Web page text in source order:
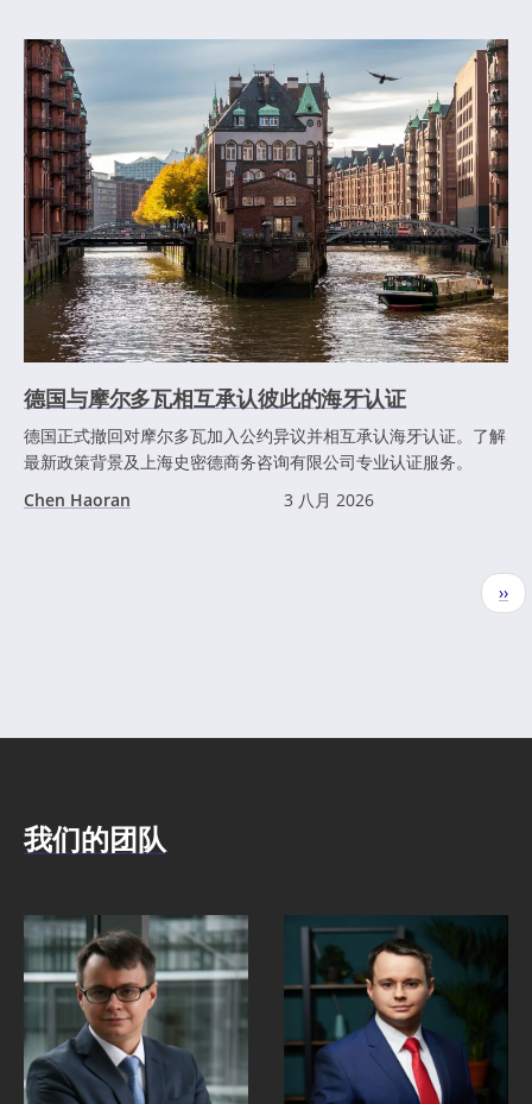
德国与摩尔多瓦相互承认彼此的海牙认证
德国正式撤回对摩尔多瓦加入公约异议并相互承认海牙认证。了解
最新政策背景及上海史密德商务咨询有限公司专业认证服务。
Chen Haoran
3 八月 2026
下
一
››
我们的团队